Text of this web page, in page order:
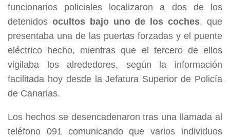
funcionarios policiales localizaron a dos de los
detenidos ocultos bajo uno de los coches, que
presentaba una de las puertas forzadas y el puente
eléctrico hecho, mientras que el tercero de ellos
vigilaba los alrededores, según la información
facilitada hoy desde la Jefatura Superior de Policía
de Canarias.
Los hechos se desencadenaron tras una llamada al
teléfono 091 comunicando que varios individuos